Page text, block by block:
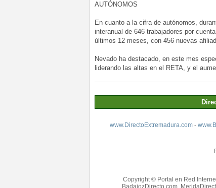
AUTÓNOMOS
En cuanto a la cifra de autónomos,
interanual de 646 trabajadores por
últimos 12 meses, con 456 nuevas
Nevado ha destacado, en este mes
liderando las altas en el RETA, y el
www.DirectoExtremadura.com-
Copyright © Portal en Red
BadajozDirecto.com,